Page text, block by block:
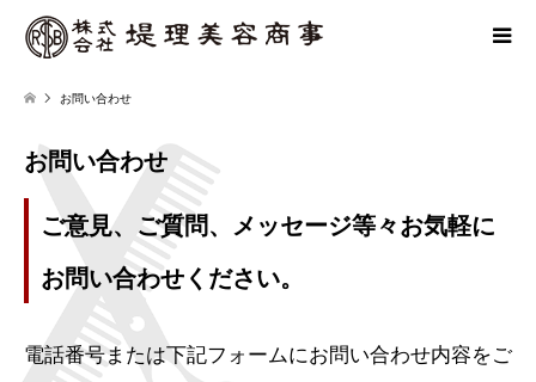
お問い合わせ
お問い合わせ
ご意見、ご質問、メッセージ等々お気軽に
お問い合わせください。
電話番号または下記フォームにお問い合わせ内容をご